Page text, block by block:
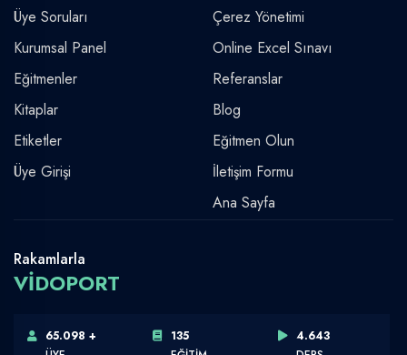
Üye Soruları
Kurumsal Panel
Eğitmenler
Kitaplar
Etiketler
Üye Girişi
Çerez Yönetimi
Online Excel Sınavı
Referanslar
Blog
Eğitmen Olun
İletişim Formu
Ana Sayfa
Rakamlarla
VİDOPORT
65.098 +
135
4.643